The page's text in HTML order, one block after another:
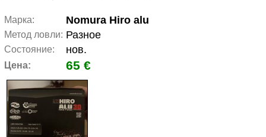
Марка: Nomura Hiro alu
Метод ловли: Разное
Состояние: нов.
Цена: 65 €